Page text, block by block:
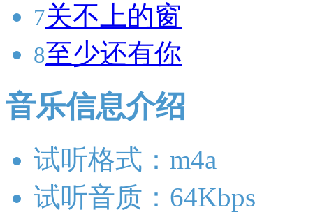
7关不上的窗
8至少还有你
音乐信息介绍
试听格式：m4a
试听音质：64Kbps